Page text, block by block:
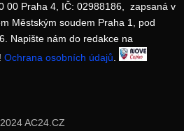
00 Praha 4, IČ: 02988186, zapsaná v
Městským soudem Praha 1, pod
Napište nám do redakce na
Ochrana osobních údajů.
AC24.CZ